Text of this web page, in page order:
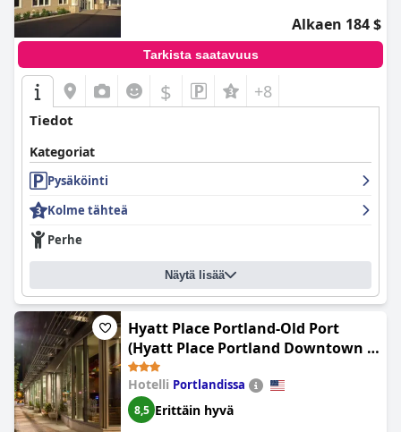
Alkaen 184 $
Tarkista saatavuus
$ +8
Tiedot
Kategoriat
Pysäköinti
Kolme tähteä
Perhe
Näytä lisää
Hyatt Place Portland-Old Port
(Hyatt Place Portland Downtown -
Old Port Square)
Hotelli Portlandissa
8,5 Erittäin hyvä